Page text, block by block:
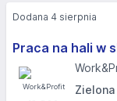
Praca na hali w
Dodana 4 sierpnia